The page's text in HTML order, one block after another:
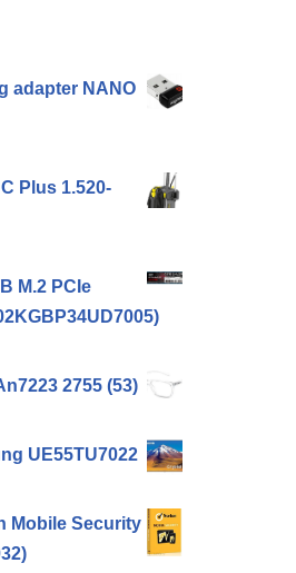
adapter NANO
Plus 1.520-
M.2 PCIe
2755 (53)
UE55TU7022
Mobile Security